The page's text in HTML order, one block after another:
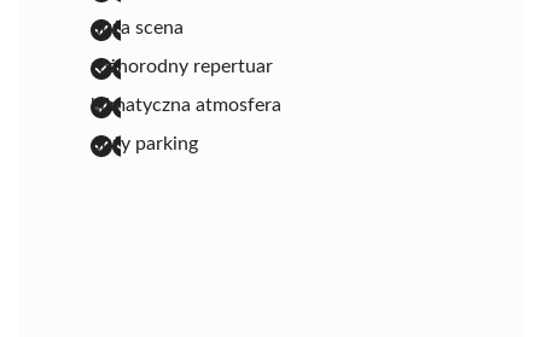
duża scena
różnorodny repertuar
klimatyczna atmosfera
duży parking